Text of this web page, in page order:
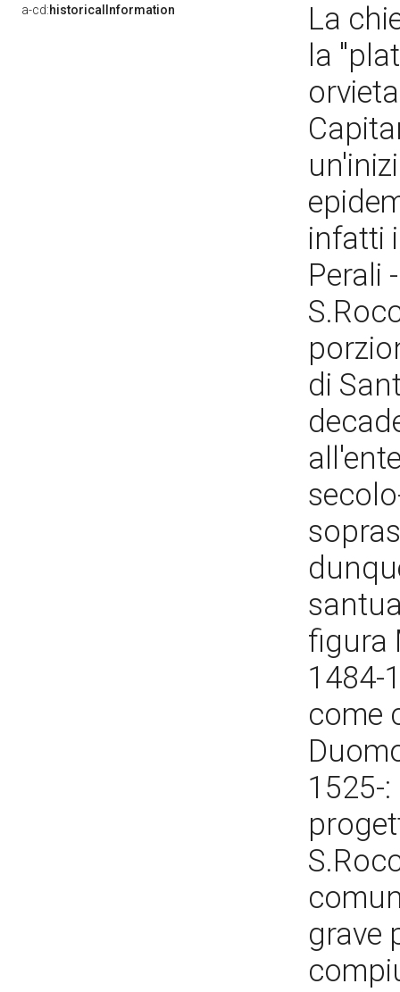
a-cd:historicalInformation
La
la
infatti
Perali
di
figura
1484-
come
1525-
grave